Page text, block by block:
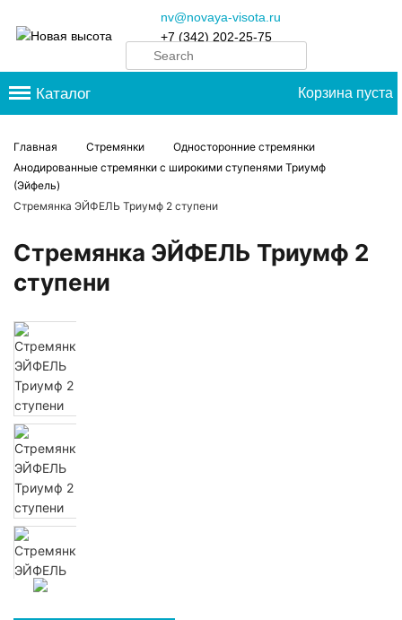
nv@novaya-visota.ru
+7 (342) 202-25-75
Корзина пуста
Каталог
Главная Стремянки
Односторонние стремянки
Анодированные стремянки с широкими ступенями Триумф
(Эйфель)
Стремянка ЭЙФЕЛЬ Триумф 2 ступени
Стремянка ЭЙФЕЛЬ Триумф 2
ступени